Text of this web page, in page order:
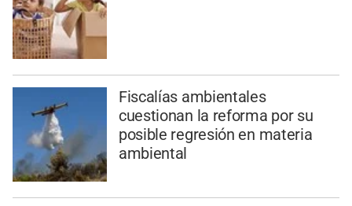
Fiscalías ambientales
cuestionan la reforma por su
posible regresión en materia
ambiental